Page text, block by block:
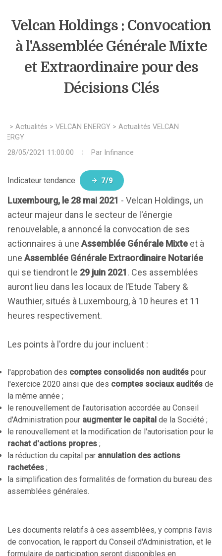
Velcan Holdings : Convocation
à l'Assemblée Générale Mixte
et Extraordinaire pour des
Décisions Clés
> Actualités > VELCAN ENERGY > Actualités VELCAN
28/05/2021 11:00:00
Par Infinance
Indicateur tendance 7/9
Luxembourg, le 28 mai 2021 - Velcan Holdings, un
acteur majeur dans le secteur de l'énergie
renouvelable, a annoncé la convocation de ses
actionnaires à une Assemblée Générale Mixte et à
une Assemblée Générale Extraordinaire Notariée
qui se tiendront le 29 juin 2021. Ces assemblées
auront lieu dans les locaux de l’Etude Tabery &
Wauthier, situés à Luxembourg, à 10 heures et 11
heures respectivement.
Les points à l'ordre du jour incluent :
l'approbation des comptes consolidés non audités pour
l'exercice 2020 ainsi que des comptes sociaux audités de
la même année ;
le renouvellement de l'autorisation accordée au Conseil
d'Administration pour augmenter le capital de la Société ;
le renouvellement et la modification de l'autorisation pour le
rachat d'actions propres ;
la réduction du capital par annulation des actions
rachetées ;
la simplification des formalités de formation du bureau des
assemblées générales.
Les documents relatifs à ces assemblées, y compris l'avis
de convocation, le rapport du Conseil d'Administration, et le
formulaire de participation seront disponibles en